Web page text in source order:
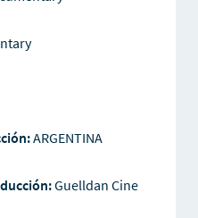
ARGENTINA
Guelldan Cine